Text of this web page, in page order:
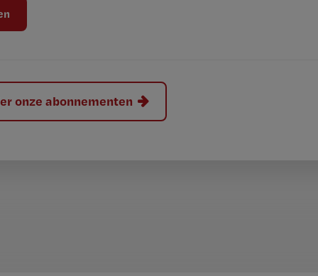
onze abonnementen